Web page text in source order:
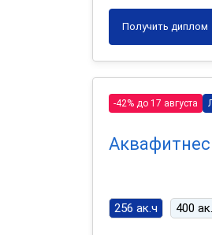
Получить диплом
-42% до 17 августа
256 ак.ч 400